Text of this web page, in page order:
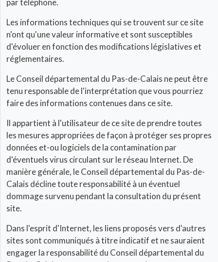
par téléphone.
Les informations techniques qui se trouvent sur ce site
n'ont qu'une valeur informative et sont susceptibles
d'évoluer en fonction des modifications législatives et
réglementaires.
Le Conseil départemental du Pas-de-Calais ne peut être
tenu responsable de l'interprétation que vous pourriez
faire des informations contenues dans ce site.
Il appartient à l'utilisateur de ce site de prendre toutes
les mesures appropriées de façon à protéger ses propres
données et-ou logiciels de la contamination par
d'éventuels virus circulant sur le réseau Internet. De
manière générale, le Conseil départemental du Pas-de-
Calais décline toute responsabilité à un éventuel
dommage survenu pendant la consultation du présent
site.
Dans l'esprit d'Internet, les liens proposés vers d'autres
sites sont communiqués à titre indicatif et ne sauraient
engager la responsabilité du Conseil départemental du